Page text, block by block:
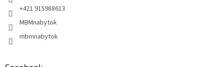
+421 915988613
MBMnabytok
mbmnabytok